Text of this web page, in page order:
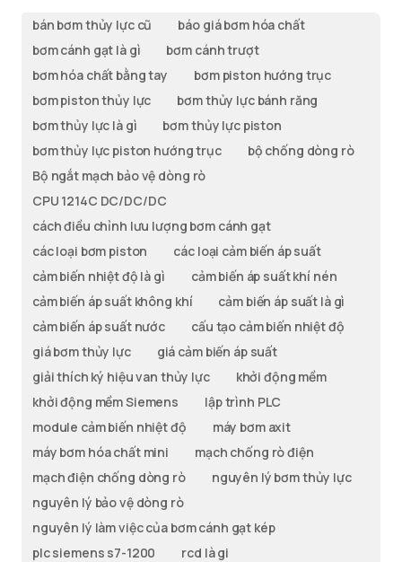
bán bơm thủy lực cũ
báo giá bơm hóa chất
bơm cánh gạt là gì
bơm cánh trượt
bơm hóa chất bằng tay
bơm piston hướng trục
bơm piston thủy lực
bơm thủy lực bánh răng
bơm thủy lực là gì
bơm thủy lực piston
bơm thủy lực piston hướng trục
bộ chống dòng rò
Bộ ngắt mạch bảo vệ dòng rò
CPU 1214C DC/DC/DC
cách điều chỉnh lưu lượng bơm cánh gạt
các loại bơm piston
các loại cảm biến áp suất
cảm biến nhiệt độ là gì
cảm biến áp suất khí nén
cảm biến áp suất không khí
cảm biến áp suất là gì
cảm biến áp suất nước
cấu tạo cảm biến nhiệt độ
giá bơm thủy lực
giá cảm biến áp suất
giải thích ký hiệu van thủy lực
khởi động mềm
khởi động mềm Siemens
lập trình PLC
module cảm biến nhiệt độ
máy bơm axit
máy bơm hóa chất mini
mạch chống rò điện
mạch điện chống dòng rò
nguyên lý bơm thủy lực
nguyên lý bảo vệ dòng rò
nguyên lý làm việc của bơm cánh gạt kép
plc siemens s7-1200
rcd là gi